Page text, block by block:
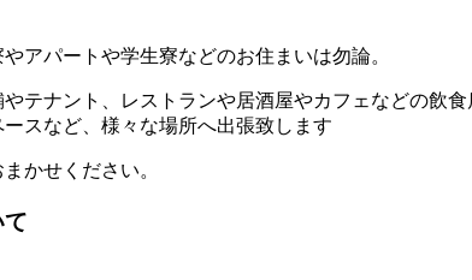
アパートや学生寮などのお住まいは勿論。
テナント、レストランや居酒屋やカフェなどの飲
スなど、様々な場所へ出張致します
かせください。